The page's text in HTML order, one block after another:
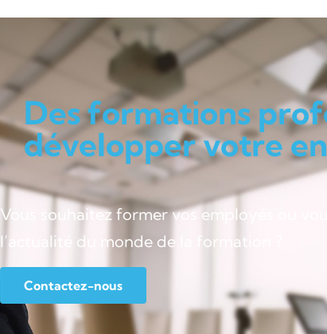
Des formations
développer votre
Vous souhaitez former vos employés ou
l’actualité du monde de la formation ?
Contactez-nous